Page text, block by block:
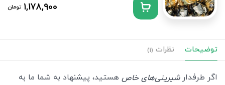
1,178,900 تومان
توضیحات نظرات (1)
اگر طرفدارشیرینی‌های خاص هستید، پیشنهاد به شما ما به